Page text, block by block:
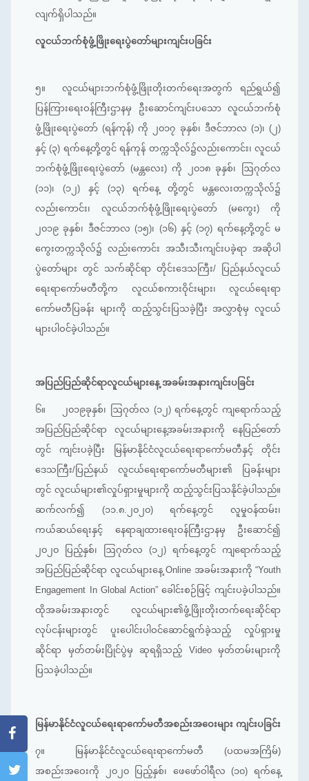
လျက်ရှိပါသည်။
လူငယ်ဘက်စုံဖွံ့ဖြိုးရေးပွဲတော်များကျင်းပခြင်း
၅။
လူငယ်များဘက်စုံဖွံ့ဖြိုးတိုးတက်ရေးအတွက် ရည်ရွယ်၍
ပြန်ကြားရေးဝန်ကြီးဌာနမှ ဦးဆောင်ကျင်းပသော လူငယ်ဘက်စုံ
ဖွံ့ဖြိုးရေးပွဲတော် (ရန်ကုန်) ကို ၂၀၁၇ ခုနှစ်၊ ဒီဇင်ဘာလ (၁)၊ (၂)
နှင့် (၃) ရက်နေ့တို့တွင် ရန်ကုန် တက္ကသိုလ်၌လည်းကောင်း၊ လူငယ်
ဘက်စုံဖွံ့ဖြိုးရေးပွဲတော် (မန္တလေး) ကို ၂၀၁၈ ခုနှစ်၊ ဩဂုတ်လ
(၁၁)၊ (၁၂) နှင့် (၁၃) ရက်နေ့ တို့တွင် မန္တလေးတက္ကသိုလ်၌
လည်းကောင်း၊ လူငယ်ဘက်စုံဖွံ့ဖြိုးရေးပွဲတော် (မကွေး) ကို
၂၀၁၉ ခုနှစ်၊ ဒီဇင်ဘာလ (၁၅)၊ (၁၆) နှင့် (၁၇) ရက်နေ့တို့တွင် မ
ကွေးတက္ကသိုလ်၌ လည်းကောင်း အသီးသီးကျင်းပခဲ့ရာ အဆိုပါ
ပွဲတော်များ တွင် သက်ဆိုင်ရာ တိုင်းဒေသကြီး/ ပြည်နယ်လူငယ်
ရေးရာကော်မတီတို့က လူငယ်စကားဝိုင်းများ၊ လူငယ်ရေးရာ
ကော်မတီပြခန်း များကို ထည့်သွင်းပြသခဲ့ပြီး အလွှာစုံမှ လူငယ်
များပါဝင်ခဲ့ပါသည်။
အပြည်ပြည်ဆိုင်ရာလူငယ်များနေ့ အခမ်းအနားကျင်းပခြင်း
၆။
၂၀၁၉ခုနှစ်၊ ဩဂုတ်လ (၁၂) ရက်နေ့တွင် ကျရောက်သည့်
အပြည်ပြည်ဆိုင်ရာ လူငယ်များနေ့အခမ်းအနားကို နေပြည်တော်
တွင် ကျင်းပခဲ့ပြီး မြန်မာနိုင်ငံလူငယ်ရေးရာကော်မတီနှင့် တိုင်း
ဒေသကြီး/ပြည်နယ် လူငယ်ရေးရာကော်မတီများ၏ ပြခန်းများ
တွင် လူငယ်များ၏လှုပ်ရှားမှုများကို ထည့်သွင်းပြသနိုင်ခဲ့ပါသည်။
ဆက်လက်၍ (၁၁.၈.၂၀၂၀) ရက်နေ့တွင် လူမှုဝန်ထမ်း၊
ကယ်ဆယ်ရေးနှင့် နေရာချထားရေးဝန်ကြီးဌာနမှ ဦးဆောင်၍
၂၀၂၀ ပြည့်နှစ်၊ ဩဂုတ်လ (၁၂) ရက်နေ့တွင် ကျရောက်သည့်
အပြည်ပြည်ဆိုင်ရာ လူငယ်များနေ့ Online အခမ်းအနားကို “Youth
Engagement In Global Action” ခေါင်းစဉ်ဖြင့် ကျင်းပခဲ့ပါသည်။
ထိုအခမ်းအနားတွင် လူငယ်များ၏ဖွံ့ဖြိုးတိုးတက်ရေးဆိုင်ရာ
လုပ်ငန်းများတွင် ပူးပေါင်းပါဝင်ဆောင်ရွက်ခဲ့သည့် လှုပ်ရှားမှု
ဆိုင်ရာ မှတ်တမ်းပြိုင်ပွဲမှ ဆုရရှိသည့် Video မှတ်တမ်းများကို
ပြသခဲ့ပါသည်။
မြန်မာနိုင်ငံလူငယ်ရေးရာကော်မတီအစည်းအဝေးများ ကျင်းပခြင်း
၇။
မြန်မာနိုင်ငံလူငယ်ရေးရာကော်မတီ (ပထမအကြိမ်)
အစည်းအဝေးကို ၂၀၂၀ ပြည့်နှစ်၊ ဖေဖော်ဝါရီလ (၁၀) ရက်နေ့